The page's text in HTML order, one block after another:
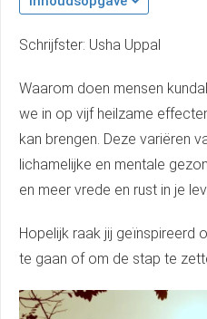
Schrijfster: Usha Uppal
Waarom doen mensen
we in op vijf heilzame
kan brengen. Deze variëren
lichamelijke en mentale
en meer vrede en rust in je
Hopelijk raak jij geïnspireerd
te gaan of om de stap te